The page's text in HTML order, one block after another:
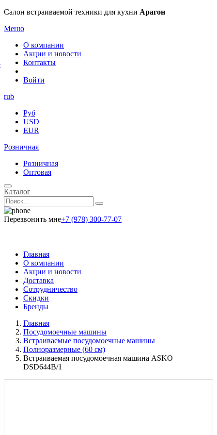
Салон встраиваемой техники для кухни Арагон
Меню
О компании
Акции и новости
Контакты
Войти
rub
Руб
USD
EUR
Розничная
Розничная
Оптовая
Каталог
Перезвонить мне+7 (978) 300-77-07
Главная
О компании
Акции и новости
Доставка
Сотрудничество
Скидки
Бренды
Главная
Посудомоечные машины
Встраиваемые посудомоечные машины
Полноразмерные (60 см)
Встраиваемая посудомоечная машина ASKO
DSD644B/1